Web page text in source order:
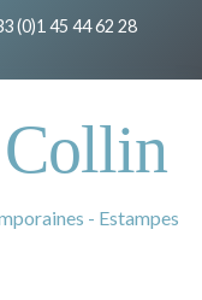
(0)1 45 44 62 28
- Estampes